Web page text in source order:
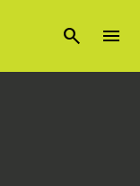
search menu